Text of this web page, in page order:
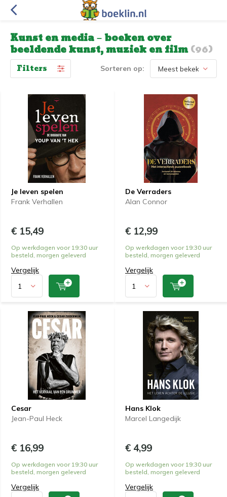
Kunst en media – boeken over
beeldende kunst, muziek en film(96)
Filters Sorteren op:
Je leven spelen
Frank Verhallen
€ 15,49
Op werkdagen voor 19:30 uur
besteld, morgen geleverd
Vergelijk
De Verraders
Alan Connor
€ 12,99
Op werkdagen voor 19:30 uur
besteld, morgen geleverd
Vergelijk
Cesar
Jean-Paul Heck
€ 16,99
Op werkdagen voor 19:30 uur
besteld, morgen geleverd
Vergelijk
Hans Klok
Marcel Langedijk
€ 4,99
Op werkdagen voor 19:30 uur
besteld, morgen geleverd
Vergelijk